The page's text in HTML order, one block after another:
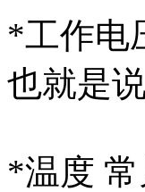
*工作电
也就是
*温度